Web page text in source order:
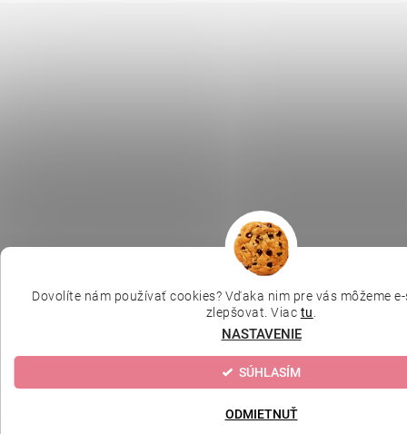
Dovolíte nám používať cookies? Vďaka nim pre vás môžeme
zlepšovat. Viac tu
NASTAVENIE
ODMIETNUŤ
SÚHLASÍM